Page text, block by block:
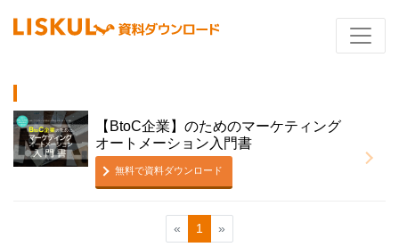
【BtoC企業】のためのマーケティング
オートメーション入門書
無料で資料ダウンロード
« 1 »